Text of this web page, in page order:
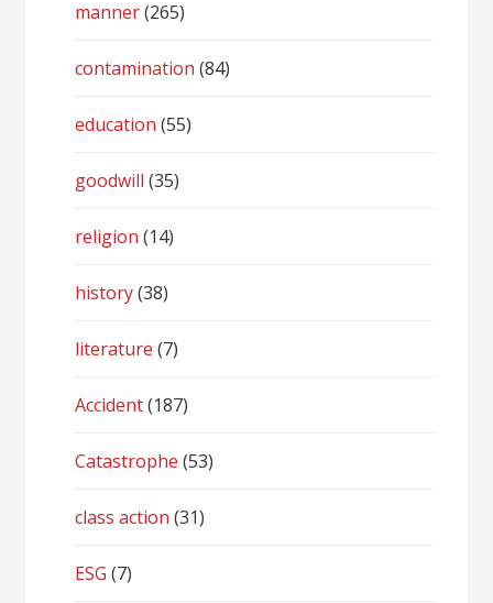
manner(265)
contamination (84)
education (55)
goodwill (35)
religion (14)
history(38)
literature (7)
Accident(187)
Catastrophe (53)
class action (31)
ESG (7)